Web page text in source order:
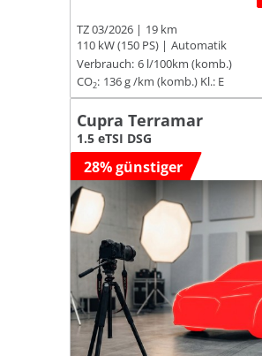
TZ 03/2026
19 km
110 kW (150 PS)
Automatik
Verbrauch: 6 l/100km (komb.)
CO2: 136 g /km (komb.) Kl.: E
Cupra Terramar
1.5 eTSI DSG
28% günstiger